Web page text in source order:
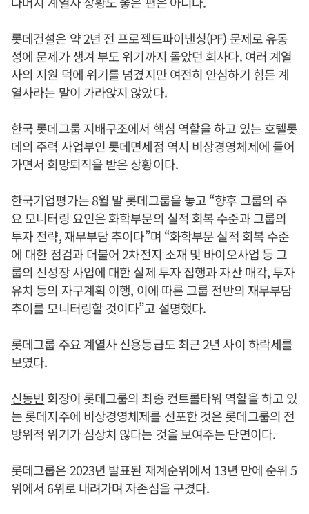
롯데건설은 약 2년 전 프로젝트파이낸싱(PF) 문제로 유동
성에 문제가 생겨 부도 위기까지 돌았던 회사다. 여러 계열
사의 지원 덕에 위기를 넘겼지만 여전히 안심하기 힘든 계
열사라는 말이 가라앉지 않았다.
한국 롯데그룹 지배구조에서 핵심 역할을 하고 있는 호텔롯
데의 주력 사업부인 롯데면세점 역시 비상경영체제에 들어
가면서 희망퇴직을 받은 상황이다.
한국기업평가는 8월 말 롯데그룹을 놓고 “향후 그룹의 주
요 모니터링 요인은 화학부문의 실적 회복 수준과 그룹의
투자 전략, 재무부담 추이다”며 “화학부문 실적 회복 수준
에 대한 점검과 더불어 2차전지 소재 및 바이오사업 등 그
룹의 신성장 사업에 대한 실제 투자 집행과 자산 매각, 투자
유치 등의 자구계획 이행, 이에 따른 그룹 전반의 재무부담
추이를 모니터링할 것이다”고 설명했다.
롯데그룹 주요 계열사 신용등급도 최근 2년 사이 하락세를
보였다.
신동빈 회장이 롯데그룹의 최종 컨트롤타워 역할을 하고 있
는 롯데지주에 비상경영체제를 선포한 것은 롯데그룹의 전
방위적 위기가 심상치 않다는 것을 보여주는 단면이다.
롯데그룹은 2023년 발표된 재계순위에서 13년 만에 순위 5
위에서 6위로 내려가며 자존심을 구겼다.